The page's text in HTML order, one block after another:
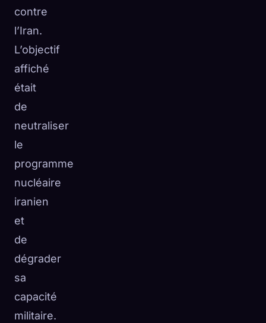
contre
l’Iran.
L’objectif
affiché
était
de
neutraliser
le
programme
nucléaire
iranien
et
de
dégrader
sa
capacité
militaire.